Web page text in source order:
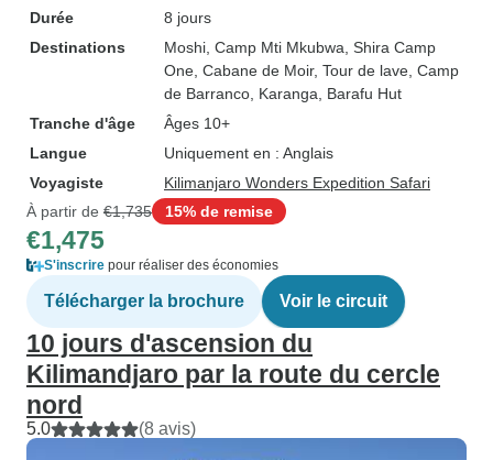
Durée
8 jours
Destinations
Moshi , Camp Mti Mkubwa , Shira Camp
One , Cabane de Moir, Tour de lave , Camp
de Barranco , Karanga , Barafu Hut
Tranche d'âge
Âges 10+
Langue
Uniquement en : Anglais
Voyagiste
Kilimanjaro Wonders Expedition Safari
À partir de €1,735 15% de remise
€1,475
S'inscrire pour réaliser des économies
Télécharger la brochure Voir le circuit
10 jours d'ascension du
Kilimandjaro par la route du cercle
nord
5.0 (8 avis)